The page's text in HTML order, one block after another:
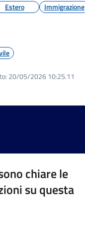
Estero Immigrazione
20/05/2026 10:25.11
chiare le
su questa